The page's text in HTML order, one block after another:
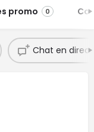
promo 0
Chat en direct